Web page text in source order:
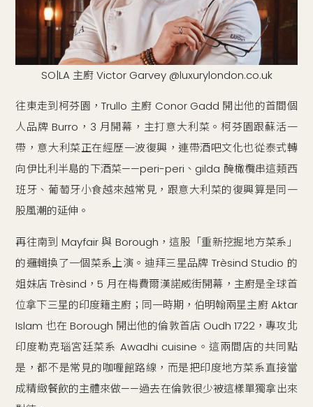
SO|LA 主廚 Victor Garvey @luxurylondon.co.uk
往東走到柯芬園，Trullo 主廚 Conor Gadd 開出他的首間個
人品牌 Burro，3 月開幕，主打意大利菜。柯芬園跟蘇活一
帶，意大利菜正在經歷一波復興，連帶酒吧文化也從泰式轉
向伊比利半島的下酒菜——peri-peri、gilda 醃橄欖串這類西
班牙、葡萄牙小食越來越常見，跟意大利菜的復興算是同一
股風潮的延伸。
再往南到 Mayfair 與 Borough，這股「重新挖掘地方菜系」
的邏輯換了一個菜系上演。迪拜三星品牌 Trèsind Studio 的
姐妹店 Trèsind，5 月在梅費爾漢諾威街開幕，主廚是全球首
位拿下三星的印度籍主廚；同一時期，伯明翰兩星主廚 Aktar
Islam 也在 Borough 開出他的倫敦首店 Oudh 1722，專攻北
印度勒克瑙宮廷菜系 Awadhi cuisine。這兩間店的共同點
是，都不是常見的咖喱館路線，而是把印度地方菜系直接當
成精緻餐飲的主體來做——過去在倫敦很少被這樣單獨拿出來